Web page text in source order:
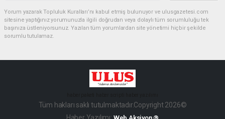
Yorum yazarak Topluluk Kuralları’nı kabul etmiş bulunuyor ve ulusgazetesi.com
sitesine yaptığınız yorumunuzla ilgili doğrudan veya dolaylı tüm sorumluluğu tek
başınıza üstleniyorsunuz. Yazılan tüm yorumlardan site yönetimi hiçbir şekilde
sorumlu tutulamaz.
Tüm hakları saklı tutulmaktadır.Copyright 2026©